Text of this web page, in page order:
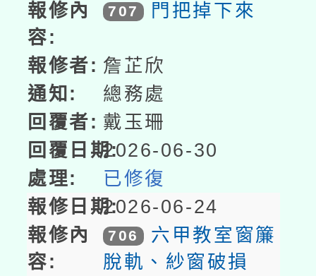
707 門把掉下來
詹芷欣
總務處
戴玉珊
2026-06-30
已修復
2026-06-24
706
六甲教室窗簾
脫軌、紗窗破損